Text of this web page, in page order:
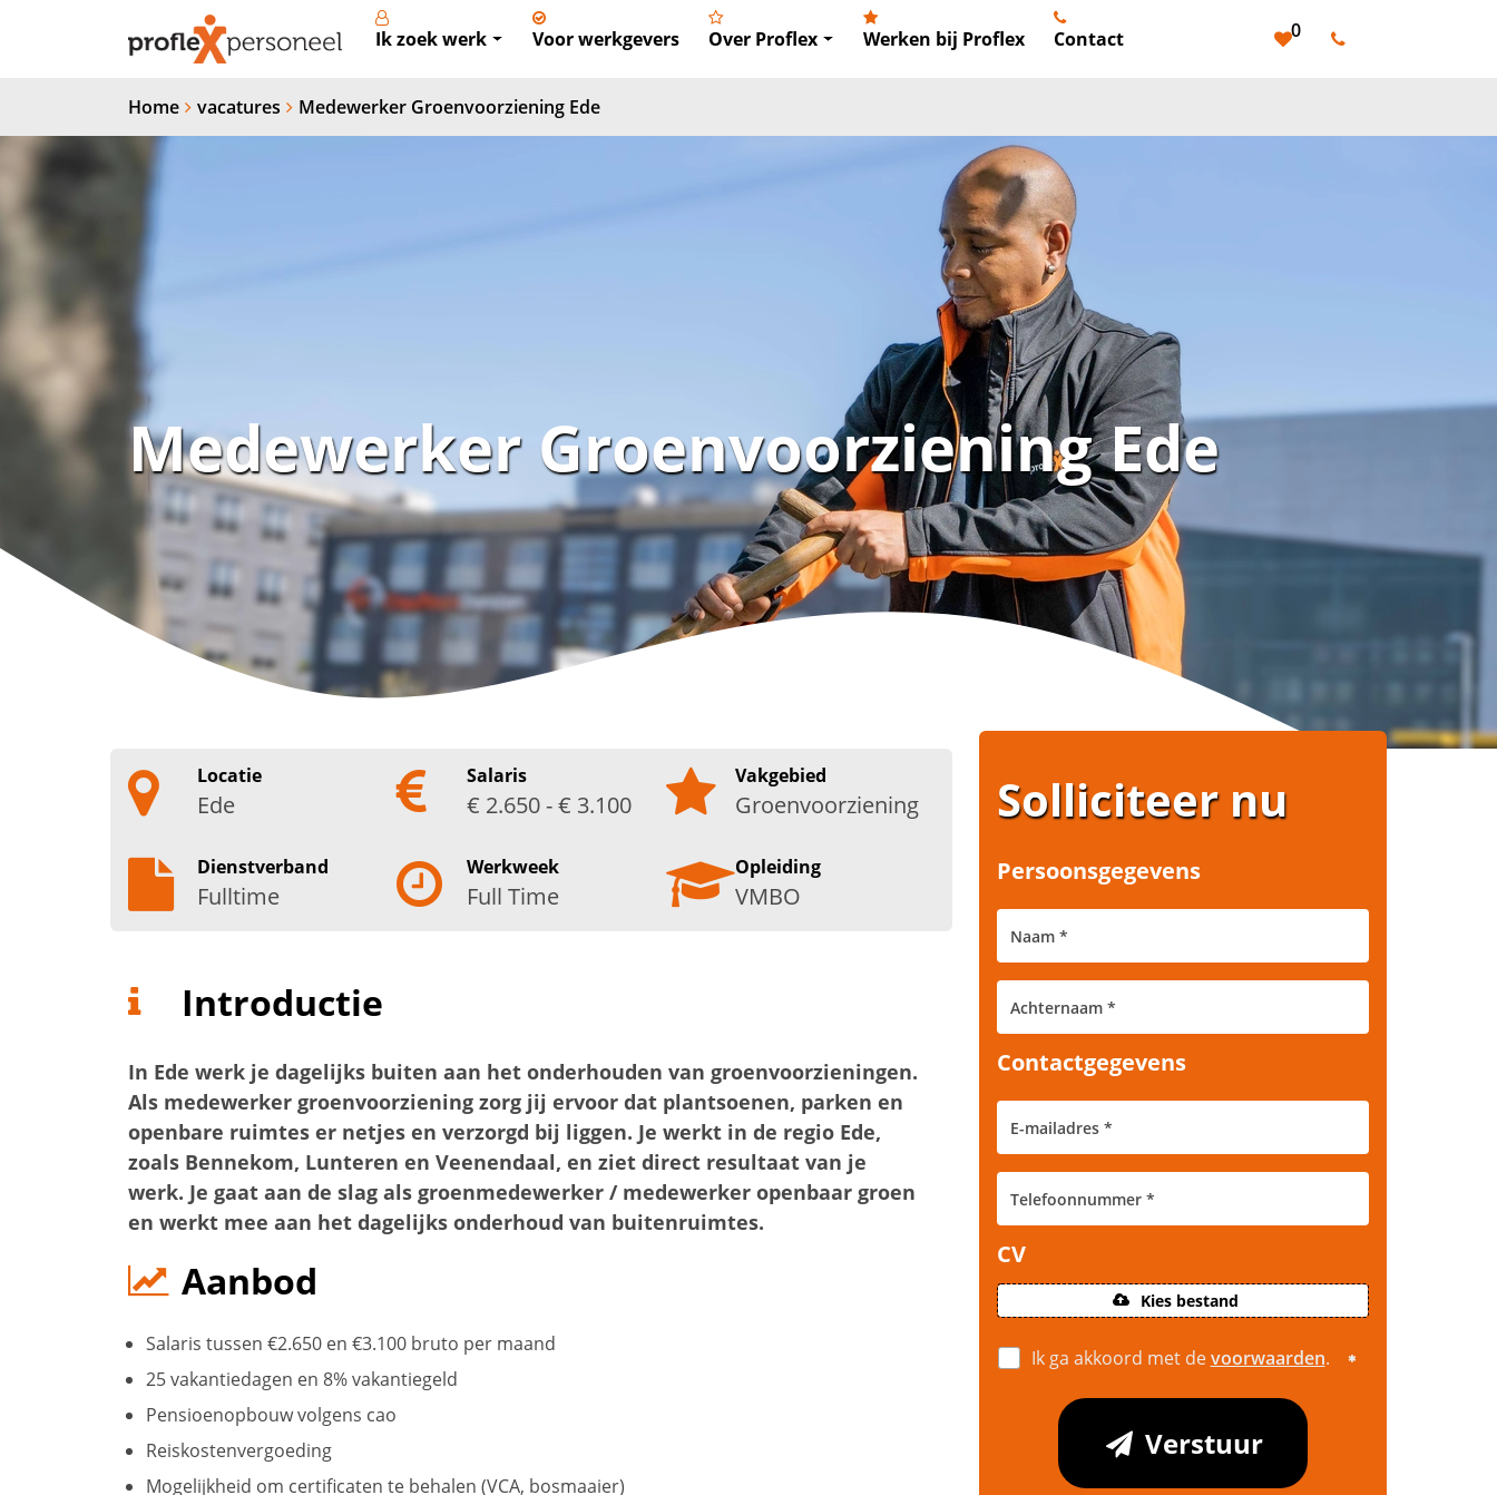
Ik zoek werk Voor werkgevers Over Proflex Werken bij Proflex Contact 0
Home vacatures Medewerker Groenvoorziening Ede
Medewerker Groenvoorziening Ede
Locatie
Ede
Salaris
€ 2.650 - € 3.100
Vakgebied
Groenvoorziening
Dienstverband
Fulltime
Werkweek
Full Time
Opleiding
VMBO
Introductie
In Ede werk je dagelijks buiten aan het onderhouden van groenvoorzieningen.
Als medewerker groenvoorziening zorg jij ervoor dat plantsoenen, parken en
openbare ruimtes er netjes en verzorgd bij liggen. Je werkt in de regio Ede,
zoals Bennekom, Lunteren en Veenendaal, en ziet direct resultaat van je
werk. Je gaat aan de slag als groenmedewerker / medewerker openbaar groen
en werkt mee aan het dagelijks onderhoud van buitenruimtes.
Aanbod
Salaris tussen €2.650 en €3.100 bruto per maand
25 vakantiedagen en 8% vakantiegeld
Pensioenopbouw volgens cao
Reiskostenvergoeding
Mogelijkheid om certificaten te behalen (VCA, bosmaaier)
Solliciteer nu
Persoonsgegevens
Contactgegevens
CV
Kies bestand
Ik ga akkoord met devoorwaarden.
Verstuur